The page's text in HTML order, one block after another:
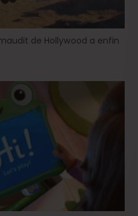
de Hollywood a enfin